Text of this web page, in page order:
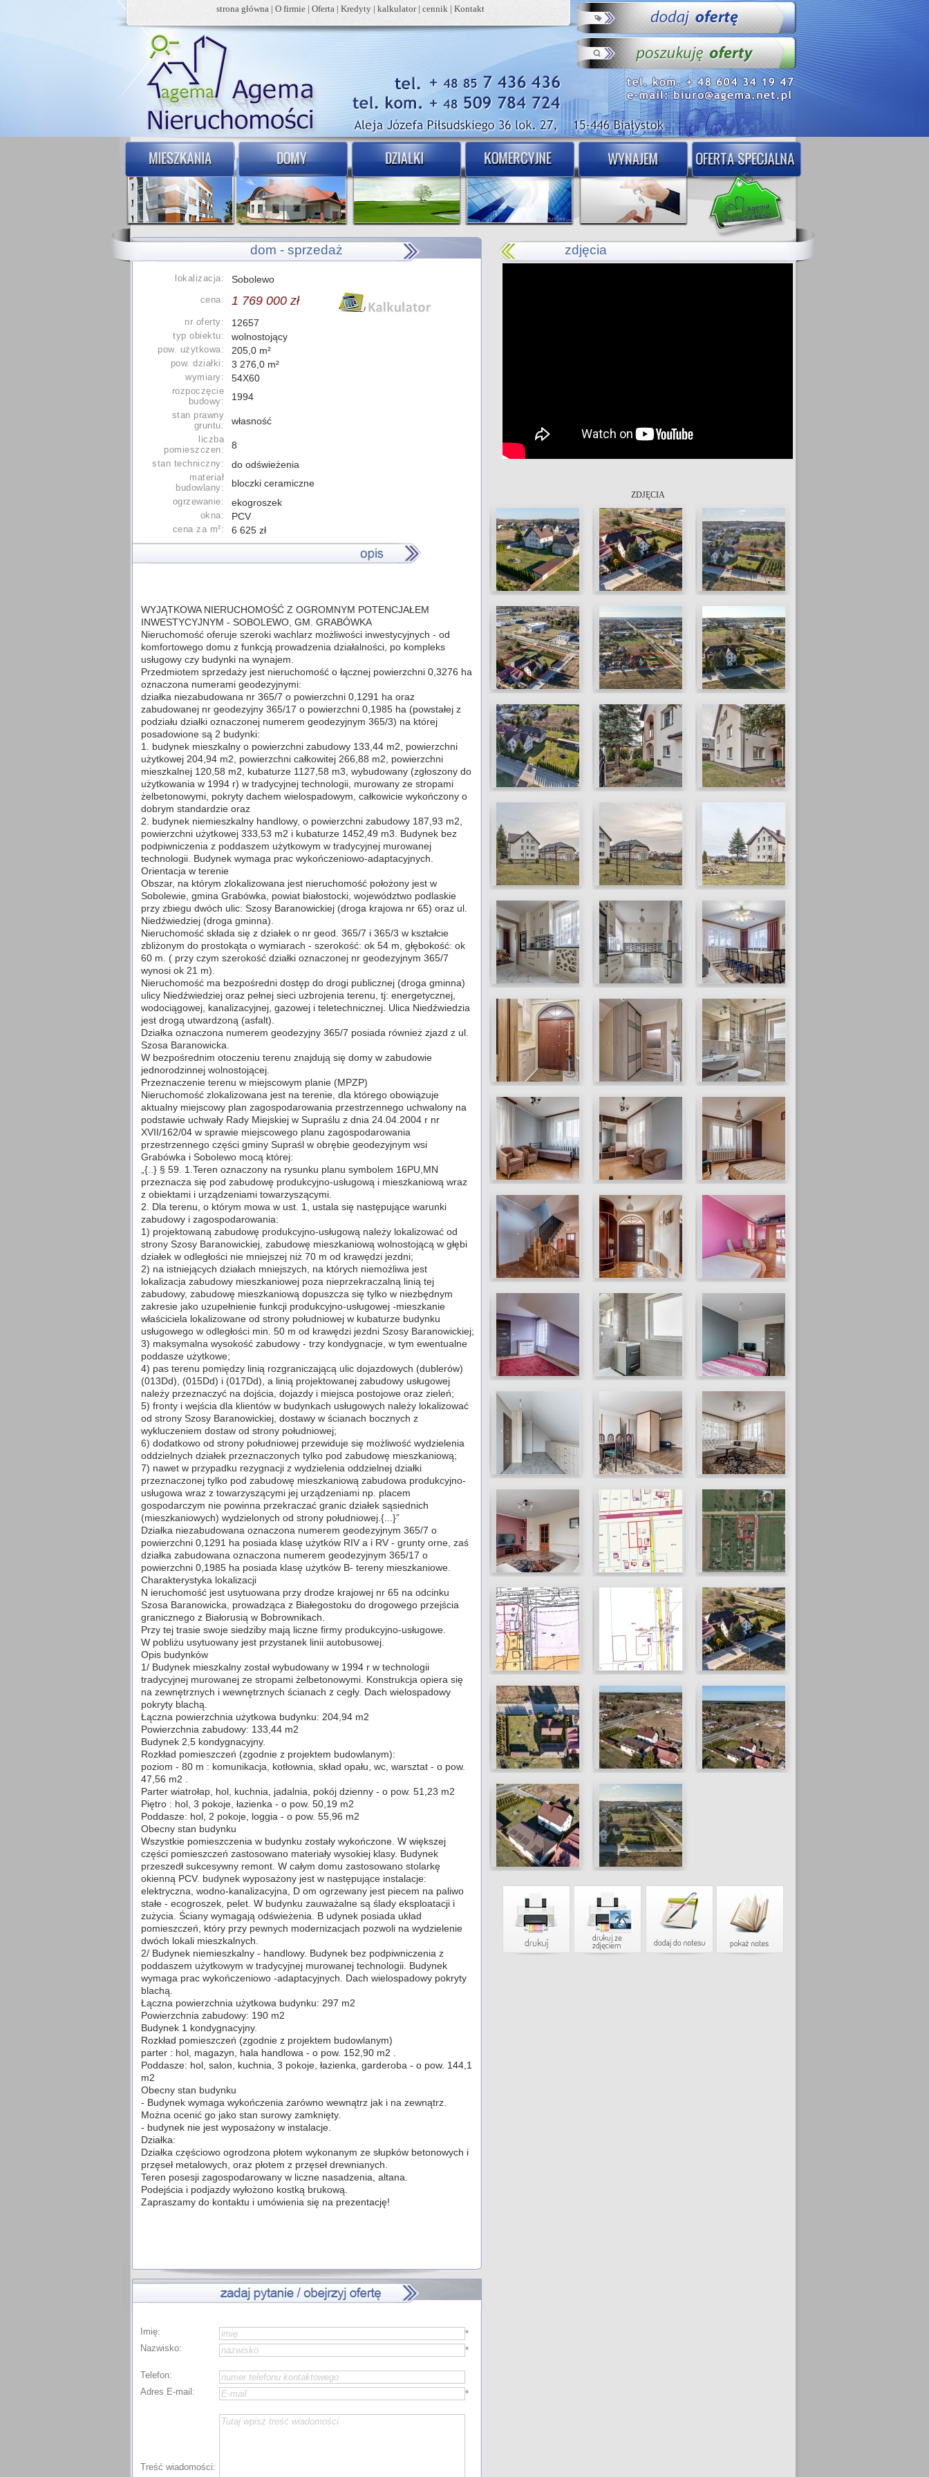
strona główna | O firmie | Oferta | Kredyty | kalkulator| cennik | Kontakt
dom - sprzedaż
lokalizacja: Sobolewo
cena: 1 769 000 zł
nr oferty: 12657
typ obiektu: wolnostojący
pow. użytkowa: 205,0 m²
pow. działki: 3 276,0 m²
wymiary: 54X60
rozpoczęcie
budowy:
1994
stan prawny
gruntu:
własność
liczba
pomieszczen:
8
stan techniczny: do odświeżenia
materiał
budowlany:
bloczki ceramiczne
ogrzewanie: ekogroszek
okna: PCV
cena za m²: 6 625 zł
WYJĄTKOWA NIERUCHOMOŚĆ Z OGROMNYM POTENCJAŁEM
INWESTYCYJNYM - SOBOLEWO, GM. GRABÓWKA
Nieruchomość oferuje szeroki wachlarz możliwości inwestycyjnych - od
komfortowego domu z funkcją prowadzenia działalności, po kompleks
usługowy czy budynki na wynajem.
Przedmiotem sprzedaży jest nieruchomość o łącznej powierzchni 0,3276 ha
oznaczona numerami geodezyjnymi:
działka niezabudowana nr 365/7 o powierzchni 0,1291 ha oraz
zabudowanej nr geodezyjny 365/17 o powierzchni 0,1985 ha (powstałej z
podziału działki oznaczonej numerem geodezyjnym 365/3) na której
posadowione są 2 budynki:
1. budynek mieszkalny o powierzchni zabudowy 133,44 m2, powierzchni
użytkowej 204,94 m2, powierzchni całkowitej 266,88 m2, powierzchni
mieszkalnej 120,58 m2, kubaturze 1127,58 m3, wybudowany (zgłoszony do
użytkowania w 1994 r) w tradycyjnej technologii, murowany ze stropami
żelbetonowymi, pokryty dachem wielospadowym, całkowicie wykończony o
dobrym standardzie oraz
2. budynek niemieszkalny handlowy, o powierzchni zabudowy 187,93 m2,
powierzchni użytkowej 333,53 m2 i kubaturze 1452,49 m3. Budynek bez
podpiwniczenia z poddaszem użytkowym w tradycyjnej murowanej
technologii. Budynek wymaga prac wykończeniowo-adaptacyjnych.
Orientacja w terenie
Obszar, na którym zlokalizowana jest nieruchomość położony jest w
Sobolewie, gmina Grabówka, powiat białostocki, województwo podlaskie
przy zbiegu dwóch ulic: Szosy Baranowickiej (droga krajowa nr 65) oraz ul.
Niedźwiedziej (droga gminna).
Nieruchomość składa się z działek o nr geod. 365/7 i 365/3 w kształcie
zbliżonym do prostokąta o wymiarach - szerokość: ok 54 m, głębokość: ok
60 m. ( przy czym szerokość działki oznaczonej nr geodezyjnym 365/7
wynosi ok 21 m).
Nieruchomość ma bezpośredni dostęp do drogi publicznej (droga gminna)
ulicy Niedźwiedziej oraz pełnej sieci uzbrojenia terenu, tj: energetycznej,
wodociągowej, kanalizacyjnej, gazowej i teletechnicznej. Ulica Niedźwiedzia
jest drogą utwardzoną (asfalt).
Działka oznaczona numerem geodezyjny 365/7 posiada również zjazd z ul.
Szosa Baranowicka.
W bezpośrednim otoczeniu terenu znajdują się domy w zabudowie
jednorodzinnej wolnostojącej.
Przeznaczenie terenu w miejscowym planie (MPZP)
Nieruchomość zlokalizowana jest na terenie, dla którego obowiązuje
aktualny miejscowy plan zagospodarowania przestrzennego uchwalony na
podstawie uchwały Rady Miejskiej w Supraślu z dnia 24.04.2004 r nr
XVII/162/04 w sprawie miejscowego planu zagospodarowania
przestrzennego części gminy Supraśl w obrębie geodezyjnym wsi
Grabówka i Sobolewo mocą której:
„{..} § 59. 1.Teren oznaczony na rysunku planu symbolem 16PU,MN
przeznacza się pod zabudowę produkcyjno-usługową i mieszkaniową wraz
z obiektami i urządzeniami towarzyszącymi.
2. Dla terenu, o którym mowa w ust. 1, ustala się następujące warunki
zabudowy i zagospodarowania:
1) projektowaną zabudowę produkcyjno-usługową należy lokalizować od
strony Szosy Baranowickiej, zabudowę mieszkaniową wolnostojącą w głębi
działek w odległości nie mniejszej niż 70 m od krawędzi jezdni;
2) na istniejących działach mniejszych, na których niemożliwa jest
lokalizacja zabudowy mieszkaniowej poza nieprzekraczalną linią tej
zabudowy, zabudowę mieszkaniową dopuszcza się tylko w niezbędnym
zakresie jako uzupełnienie funkcji produkcyjno-usługowej -mieszkanie
właściciela lokalizowane od strony południowej w kubaturze budynku
usługowego w odległości min. 50 m od krawędzi jezdni Szosy Baranowickiej;
3) maksymalna wysokość zabudowy - trzy kondygnacje, w tym ewentualne
poddasze użytkowe;
4) pas terenu pomiędzy linią rozgraniczającą ulic dojazdowych (dublerów)
(013Dd), (015Dd) i (017Dd), a linią projektowanej zabudowy usługowej
należy przeznaczyć na dojścia, dojazdy i miejsca postojowe oraz zieleń;
5) fronty i wejścia dla klientów w budynkach usługowych należy lokalizować
od strony Szosy Baranowickiej, dostawy w ścianach bocznych z
wykluczeniem dostaw od strony południowej;
6) dodatkowo od strony południowej przewiduje się możliwość wydzielenia
oddzielnych działek przeznaczonych tylko pod zabudowę mieszkaniową;
7) nawet w przypadku rezygnacji z wydzielenia oddzielnej działki
przeznaczonej tylko pod zabudowę mieszkaniową zabudowa produkcyjno-
usługowa wraz z towarzyszącymi jej urządzeniami np. placem
gospodarczym nie powinna przekraczać granic działek sąsiednich
(mieszkaniowych) wydzielonych od strony południowej.{...}”
Działka niezabudowana oznaczona numerem geodezyjnym 365/7 o
powierzchni 0,1291 ha posiada klasę użytków RIV a i RV - grunty orne, zaś
działka zabudowana oznaczona numerem geodezyjnym 365/17 o
powierzchni 0,1985 ha posiada klasę użytków B- tereny mieszkaniowe.
Charakterystyka lokalizacji
N ieruchomość jest usytuowana przy drodze krajowej nr 65 na odcinku
Szosa Baranowicka, prowadząca z Białegostoku do drogowego przejścia
granicznego z Białorusią w Bobrownikach.
Przy tej trasie swoje siedziby mają liczne firmy produkcyjno-usługowe.
W pobliżu usytuowany jest przystanek linii autobusowej.
Opis budynków
1/ Budynek mieszkalny został wybudowany w 1994 r w technologii
tradycyjnej murowanej ze stropami żelbetonowymi. Konstrukcja opiera się
na zewnętrznych i wewnętrznych ścianach z cegły. Dach wielospadowy
pokryty blachą.
Łączna powierzchnia użytkowa budynku: 204,94 m2
Powierzchnia zabudowy: 133,44 m2
Budynek 2,5 kondygnacyjny.
Rozkład pomieszczeń (zgodnie z projektem budowlanym):
poziom - 80 m : komunikacja, kotłownia, skład opału, wc, warsztat - o pow.
47,56 m2 .
Parter wiatrołap, hol, kuchnia, jadalnia, pokój dzienny - o pow. 51,23 m2
Piętro : hol, 3 pokoje, łazienka - o pow. 50,19 m2
Poddasze: hol, 2 pokoje, loggia - o pow. 55,96 m2
Obecny stan budynku
Wszystkie pomieszczenia w budynku zostały wykończone. W większej
części pomieszczeń zastosowano materiały wysokiej klasy. Budynek
przeszedł sukcesywny remont. W całym domu zastosowano stolarkę
okienną PCV. budynek wyposażony jest w następujące instalacje:
elektryczna, wodno-kanalizacyjna, D om ogrzewany jest piecem na paliwo
stałe - ecogroszek, pelet. W budynku zauważalne są ślady eksploatacji i
zużycia. Ściany wymagają odświeżenia. B udynek posiada układ
pomieszczeń, który przy pewnych modernizacjach pozwoli na wydzielenie
dwóch lokali mieszkalnych.
2/ Budynek niemieszkalny - handlowy. Budynek bez podpiwniczenia z
poddaszem użytkowym w tradycyjnej murowanej technologii. Budynek
wymaga prac wykończeniowo -adaptacyjnych. Dach wielospadowy pokryty
blachą.
Łączna powierzchnia użytkowa budynku: 297 m2
Powierzchnia zabudowy: 190 m2
Budynek 1 kondygnacyjny.
Rozkład pomieszczeń (zgodnie z projektem budowlanym)
parter : hol, magazyn, hala handlowa - o pow. 152,90 m2 .
Poddasze: hol, salon, kuchnia, 3 pokoje, łazienka, garderoba - o pow. 144,1
m2
Obecny stan budynku
- Budynek wymaga wykończenia zarówno wewnątrz jak i na zewnątrz.
Można ocenić go jako stan surowy zamknięty.
- budynek nie jest wyposażony w instalacje.
Działka:
Działka częściowo ogrodzona płotem wykonanym ze słupków betonowych i
przęseł metalowych, oraz płotem z przęseł drewnianych.
Teren posesji zagospodarowany w liczne nasadzenia, altana.
Podejścia i podjazdy wyłożono kostką brukową.
Zapraszamy do kontaktu i umówienia się na prezentację!
Imię:
*
Nazwisko:
*
Telefon:
Adres E-mail:
*
Treść wiadomości:
zdjęcia
ZDJĘCIA